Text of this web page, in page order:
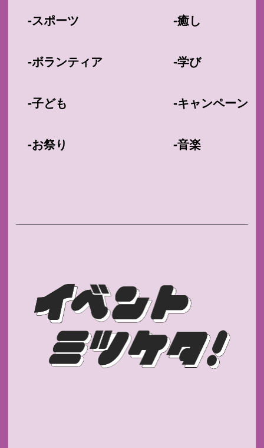
-スポーツ
-ボランティア
-子ども
-お祭り
-癒し
-学び
-キャンペーン
-音楽